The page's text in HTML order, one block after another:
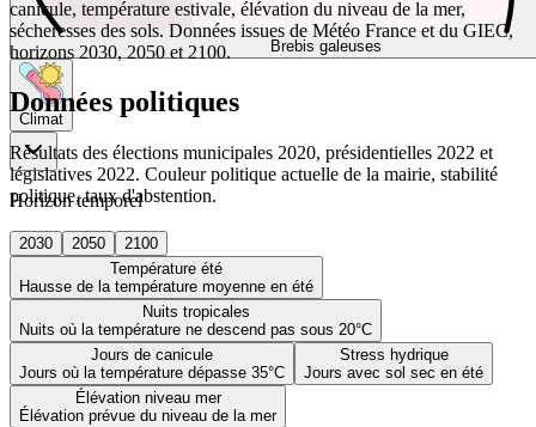
Brebis galeuses
Climat
Horizon temporel
2030 2050
2100
Température été
Hausse de la température moyenne en été
Nuits tropicales
Nuits où la température ne descend pas sous 20°C
Jours de canicule
Jours où la température dépasse 35°C
Stress hydrique
Jours avec sol sec en été
Élévation niveau mer
Élévation prévue du niveau de la mer
canicule, température estivale, élévation du niveau de la mer,
sécheresses des sols. Données issues de Météo France et du GIEC,
horizons 2030, 2050 et 2100.
Données politiques
Résultats des élections municipales 2020, présidentielles 2022 et
législatives 2022. Couleur politique actuelle de la mairie, stabilité
politique, taux d'abstention.